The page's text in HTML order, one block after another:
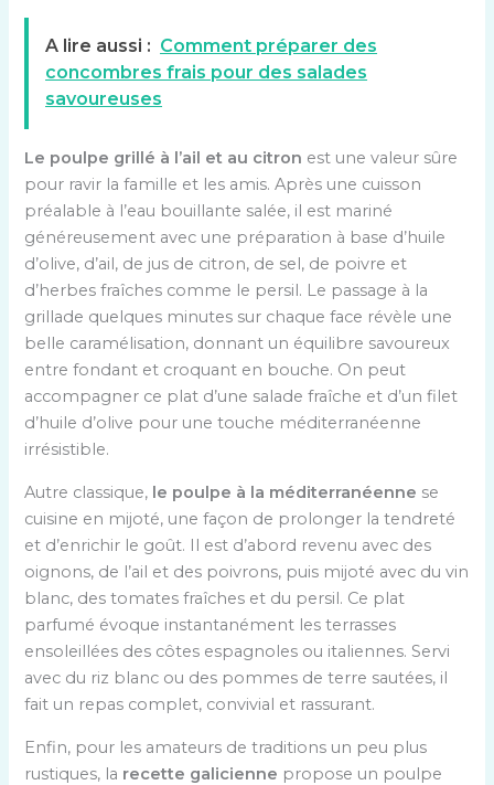
A lire aussi : Comment préparer des
concombres frais pour des salades
savoureuses
Le poulpe grillé à l’ail et au citron est une valeur sûre
pour ravir la famille et les amis. Après une cuisson
préalable à l’eau bouillante salée, il est mariné
généreusement avec une préparation à base d’huile
d’olive, d’ail, de jus de citron, de sel, de poivre et
d’herbes fraîches comme le persil. Le passage à la
grillade quelques minutes sur chaque face révèle une
belle caramélisation, donnant un équilibre savoureux
entre fondant et croquant en bouche. On peut
accompagner ce plat d’une salade fraîche et d’un filet
d’huile d’olive pour une touche méditerranéenne
irrésistible.
Autre classique, le poulpe à la méditerranéenne se
cuisine en mijoté, une façon de prolonger la tendreté
et d’enrichir le goût. Il est d’abord revenu avec des
oignons, de l’ail et des poivrons, puis mijoté avec du vin
blanc, des tomates fraîches et du persil. Ce plat
parfumé évoque instantanément les terrasses
ensoleillées des côtes espagnoles ou italiennes. Servi
avec du riz blanc ou des pommes de terre sautées, il
fait un repas complet, convivial et rassurant.
Enfin, pour les amateurs de traditions un peu plus
rustiques, la recette galicienne propose un poulpe